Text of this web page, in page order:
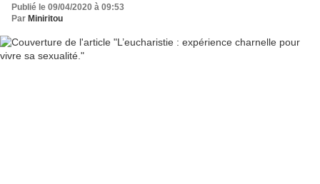
Publié le 09/04/2020 à 09:53
Par Miniritou